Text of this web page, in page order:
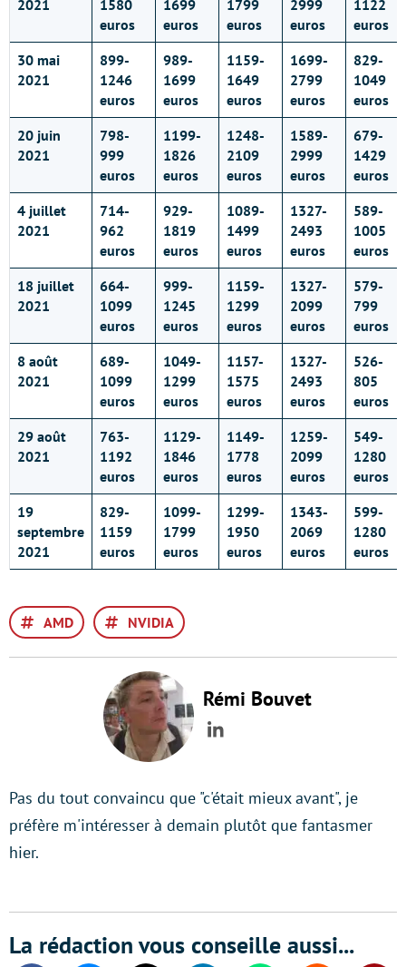
2021
1580
euros
1699
euros
1799
euros
2999
euros
1122
euros
30 mai
2021
899-
1246
euros
989-
1699
euros
1159-
1649
euros
1699-
2799
euros
829-
1049
euros
20 juin
2021
798-
999
euros
1199-
1826
euros
1248-
2109
euros
1589-
2999
euros
679-
1429
euros
4 juillet
2021
714-
962
euros
929-
1819
euros
1089-
1499
euros
1327-
2493
euros
589-
1005
euros
18 juillet
2021
664-
1099
euros
999-
1245
euros
1159-
1299
euros
1327-
2099
euros
579-
799
euros
8 août
2021
689-
1099
euros
1049-
1299
euros
1157-
1575
euros
1327-
2493
euros
526-
805
euros
29 août
2021
763-
1192
euros
1129-
1846
euros
1149-
1778
euros
1259-
2099
euros
549-
1280
euros
19
septembre
2021
829-
1159
euros
1099-
1799
euros
1299-
1950
euros
1343-
2069
euros
599-
1280
euros
AMD NVIDIA
Rémi Bouvet
LinkedIn
Pas du tout convaincu que "c'était mieux avant", je
préfère m'intéresser à demain plutôt que fantasmer
hier.
La rédaction vous conseille aussi...